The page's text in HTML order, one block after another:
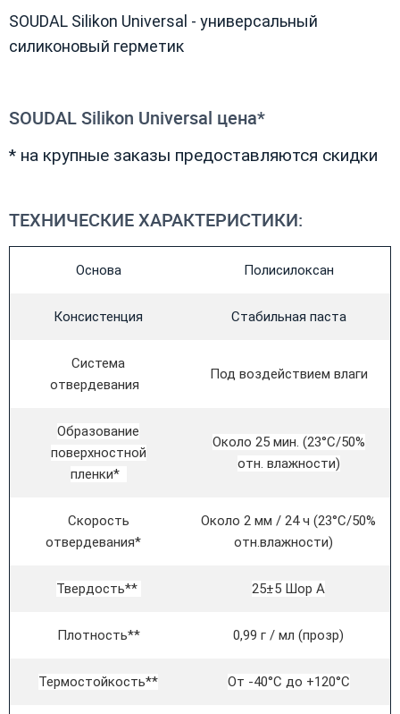
SOUDAL Silikon Universal - универсальный
силиконовый герметик
SOUDAL Silikon Universal цена*
* на крупные заказы предоставляются скидки
ТЕХНИЧЕСКИЕ ХАРАКТЕРИСТИКИ:
Основа Полисилоксан
Консистенция Стабильная паста
Система
отвердевания
Под воздействием влаги
Образование
поверхностной
пленки*
Около 25 мин. (23°C/50%
отн. влажности)
Скорость
отвердевания*
Около 2 мм / 24 ч (23°C/50%
отн.влажности)
Твердость** 25±5 Шор А
Плотность** 0,99 г / мл (прозр)
Термостойкость** От -40°C до +120°C